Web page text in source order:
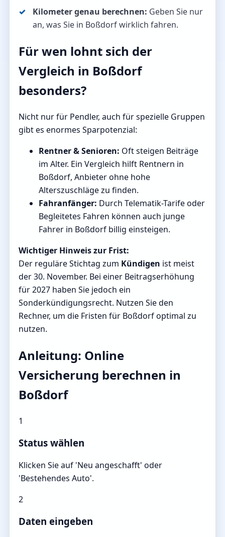
Kilometer genau berechnen: Geben Sie nur
an, was Sie in Boßdorf wirklich fahren.
Für wen lohnt sich der
Vergleich in Boßdorf
besonders?
Nicht nur für Pendler, auch für spezielle Gruppen
gibt es enormes Sparpotenzial:
Rentner & Senioren: Oft steigen Beiträge
im Alter. Ein Vergleich hilft Rentnern in
Boßdorf, Anbieter ohne hohe
Alterszuschläge zu finden.
Fahranfänger: Durch Telematik-Tarife oder
Begleitetes Fahren können auch junge
Fahrer in Boßdorf billig einsteigen.
Wichtiger Hinweis zur Frist:
Der reguläre Stichtag zum Kündigen ist meist
der 30. November. Bei einer Beitragserhöhung
für 2027 haben Sie jedoch ein
Sonderkündigungsrecht. Nutzen Sie den
Rechner, um die Fristen für Boßdorf optimal zu
nutzen.
Anleitung: Online
Versicherung berechnen in
Boßdorf
1
Status wählen
Klicken Sie auf 'Neu angeschafft' oder
'Bestehendes Auto'.
2
Daten eingeben